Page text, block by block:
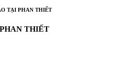
TẠI PHAN THIẾT
THIẾT